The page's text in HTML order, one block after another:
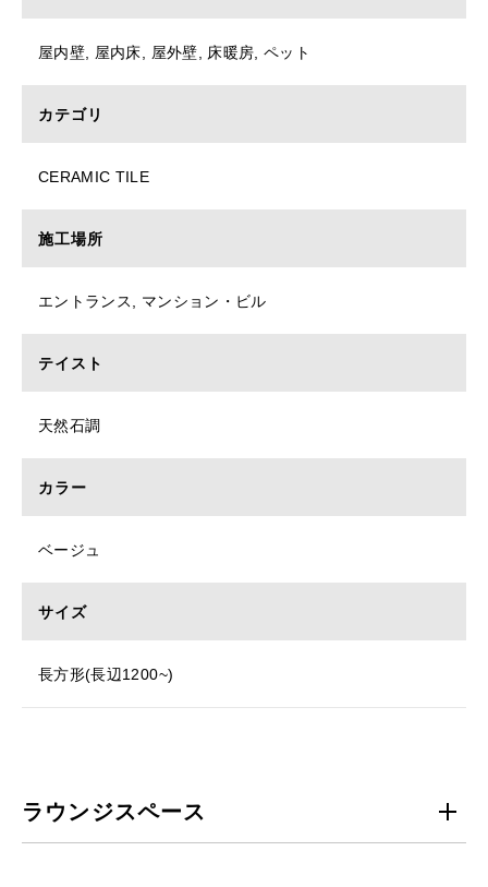
屋内壁, 屋内床, 屋外壁, 床暖房, ペット
カテゴリ
CERAMIC TILE
施工場所
エントランス, マンション・ビル
テイスト
天然石調
カラー
ベージュ
サイズ
長方形(長辺1200~)
ラウンジスペース